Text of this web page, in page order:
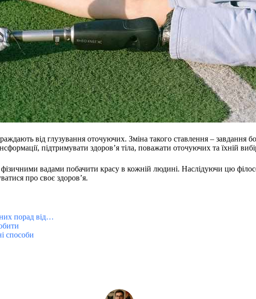
від глузування оточуючих. Зміна такого ставлення – завдання
підтримувати здоров’я тіла, поважати оточуючих та їхній
фізичними вадами побачити красу в кожній людині. Наслідуючи цю
про своє здоров’я.
порад від…
способи